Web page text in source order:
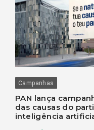
Campanhas
PAN lança
das causas do
inteligência